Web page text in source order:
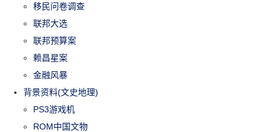
移民问卷调查
联邦大选
联邦预算案
赖昌星案
金融风暴
背景资料(文史地理)
PS3游戏机
ROM中国文物